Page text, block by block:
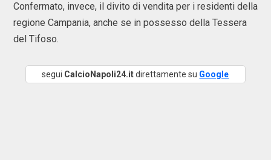
Confermato, invece, il divito di vendita per i residenti della
regione Campania, anche se in possesso della Tessera
del Tifoso.
segui CalcioNapoli24.itdirettamente su Google